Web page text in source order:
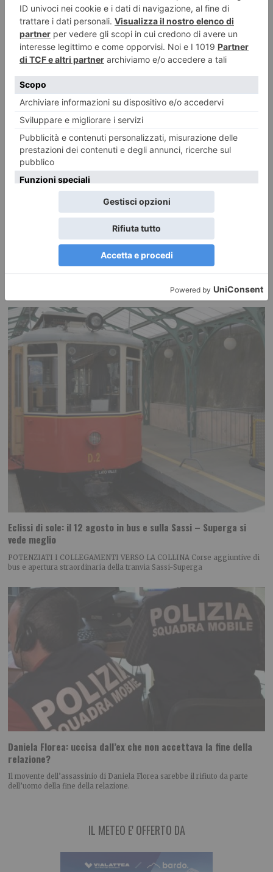
acustici e sistemi di chiamata per
Montagna piemontese, dalla Regione nuovi fondi per servizi e
sviluppo delle aree montane
Sacchetto, ha espresso a maggioranza parere favorevole
Eclissi di sole: il 12 agosto in bus e sulla Sassi – Superga si
vede meglio
POTENZIATI I COLLEGAMENTI VERSO LA COLLINA Corse aggiuntive di
bus e apertura straordinaria della tranvia Sassi-Superga
Daniela Florea: uccisa dall’ex che non accettava la fine della
relazione?
Il movente dell’assassinio di Daniela Florea sarebbe il rifiuto da parte
dell’uomo della fine della relazione.
IL METEO E' OFFERTO DA